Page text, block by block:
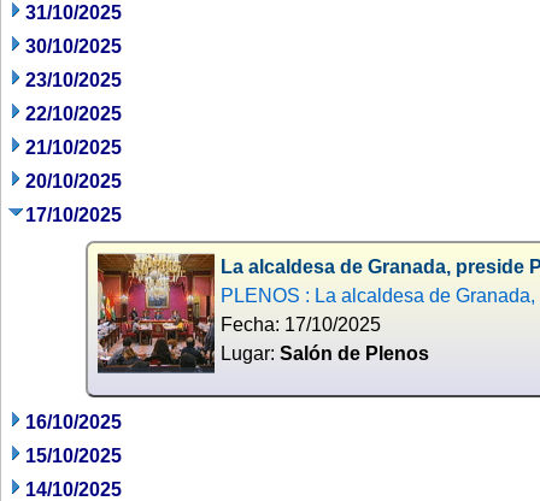
31/10/2025
30/10/2025
23/10/2025
22/10/2025
21/10/2025
20/10/2025
17/10/2025
La alcaldesa de Granada, preside
PLENOS : La alcaldesa de
Fecha: 17/10/2025
Lugar: Salón de Plenos
16/10/2025
15/10/2025
14/10/2025